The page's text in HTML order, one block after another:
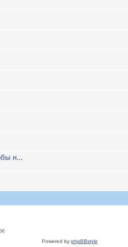
н...
Powered by phpBBstyle